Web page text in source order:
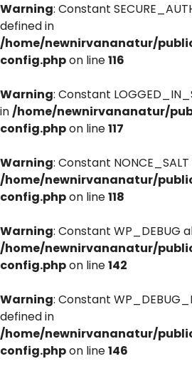
Warning: Constant
defined in
/home/newnirvananatur/
config.phpon line116
Warning: Constant
in/home/newnirvananatur/
config.phpon line117
Warning: Constant
/home/newnirvananatur/
config.phpon line118
Warning: Constant WP_DEBUG
/home/newnirvananatur/
config.phpon line142
Warning: Constant
defined in
/home/newnirvananatur/
config.phpon line146